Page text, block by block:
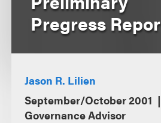
Pregress
Jason R. Lilien
September/October 2001
Governance Advisor